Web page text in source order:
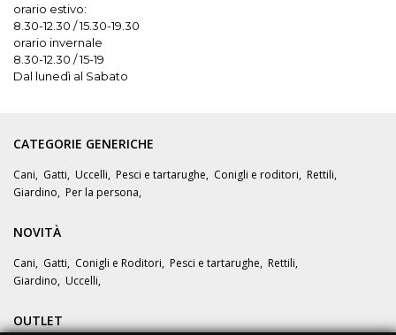
orario estivo:
8.30-12.30 / 15.30-19.30
orario invernale
8.30-12.30 / 15-19
Dal lunedì al Sabato
CATEGORIE GENERICHE
Cani, Gatti, Uccelli, Pesci e tartarughe, Conigli e roditori, Rettili,
Giardino, Per la persona,
NOVITÀ
Cani, Gatti, Conigli e Roditori, Pesci e tartarughe, Rettili,
Giardino, Uccelli,
OUTLET